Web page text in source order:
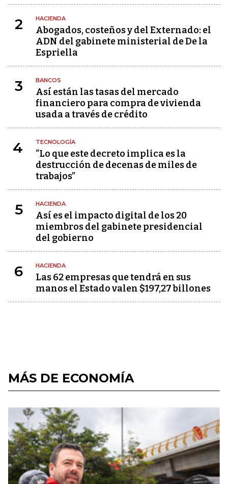
2 HACIENDA
Abogados, costeños y del Externado: el
ADN del gabinete ministerial de De la
Espriella
3 BANCOS
Así están las tasas del mercado
financiero para compra de vivienda
usada a través de crédito
4 TECNOLOGÍA
“Lo que este decreto implica es la
destrucción de decenas de miles de
trabajos”
5 HACIENDA
Así es el impacto digital de los 20
miembros del gabinete presidencial
del gobierno
6 HACIENDA
Las 62 empresas que tendrá en sus
manos el Estado valen $197,27 billones
MÁS DE ECONOMÍA